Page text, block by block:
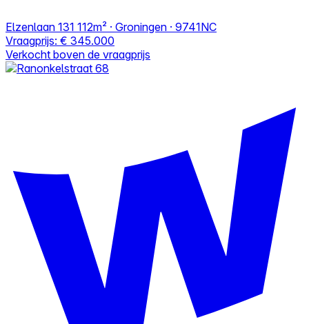
Elzenlaan 131 112m² · Groningen · 9741NC
Vraagprijs: € 345.000
Verkocht boven de vraagprijs